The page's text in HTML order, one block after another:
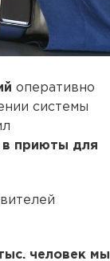
оперативно
системы
в приюты для
человек мы